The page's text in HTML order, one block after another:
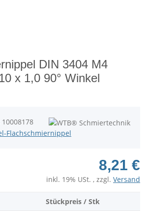
DIN 3404 M4
x 1,0 90° Winkel
10008178
Flachschmiernippel
8,21 €
inkl. 19% USt. , zzgl. Versand
Stückpreis / Stk